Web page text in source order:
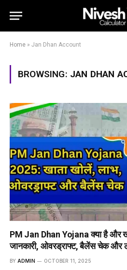
Home » Jan Dhan Account
BROWSING: JAN DHAN
PM Jan Dhan Yojana क्या है और
जानकारी, ओवरड्राफ्ट, बैलेंस चेक और
BY ADMIN OCTOBER 11, 2025